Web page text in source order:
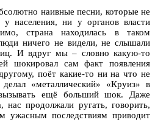
наивные песни, которые не
населения, ни у органов власти
страна находилась в таком
ничего не видели, не слышали
И вдруг мы – словно какую-то
шокировал сам факт появления
поёт какие-то ни на что не
«металлический» «Круиз» в
ещё больший шок. Даже
нас продолжали ругать, говорить,
ужасным последствиям приводит